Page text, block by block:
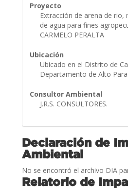
Proyecto
Extracción de arena de rio,
de agua para fines
CARMELO PERALTA
Ubicación
Ubicado en el Distrito de
Departamento de Alto
Consultor Ambiental
J.R.S. CONSULTORES.
Declaración de
Ambiental
No se encontró el archivo DIA
Relatorio de